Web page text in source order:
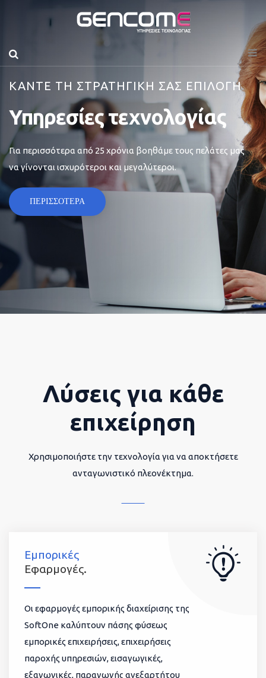
ΚΑΝΤΕ ΤΗ ΣΤΡΑΤΗΓΙΚΗ ΣΑΣ ΕΠΙΛΟΓΗ
Υπηρεσίες τεχνολογίας
Για περισσότερα από 25 χρόνια βοηθάμε τους πελάτες μας
να γίνονται ισχυρότεροι και μεγαλύτεροι.
ΠΕΡΙΣΣΟΤΕΡΑ
Λύσεις για κάθε
επιχείρηση
Χρησιμοποιήστε την τεχνολογία για να αποκτήσετε
ανταγωνιστικό πλεονέκτημα.
Εμπορικές
Εφαρμογές.
Οι εφαρμογές εμπορικής διαχείρισης της
SoftOne καλύπτουν πάσης φύσεως
εμπορικές επιχειρήσεις, επιχειρήσεις
παροχής υπηρεσιών, εισαγωγικές,
εξαγωγικές, παραγωγής ανεξαρτήτου